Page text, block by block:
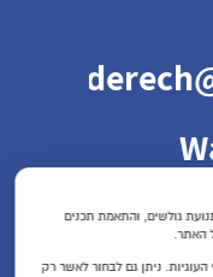
ב"ק
גולשים, והתאמת תכנים
האתר.
ניתן גם לבחור לאשר רק